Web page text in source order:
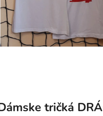
tričká